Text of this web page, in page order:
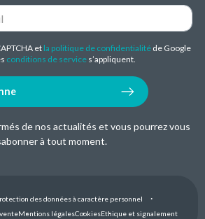
etla politique de confidentialitéde Google
conditions de service s’appliquent.
de nos actualités et vous pourrez vous
à tout moment.
des données à caractère personnel
Mentions légalesCookiesEthique et signalement